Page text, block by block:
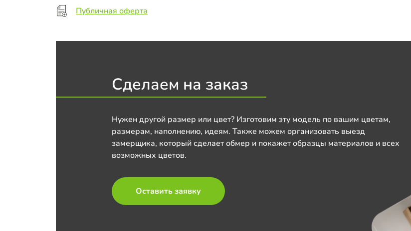
Публичная оферта
Сделаем на заказ
Нужен другой размер или цвет? Изготовим эту модель по вашим цветам,
размерам, наполнению, идеям. Также можем организовать выезд
замерщика, который сделает обмер и покажет образцы материалов и всех
возможных цветов.
Оставить заявку